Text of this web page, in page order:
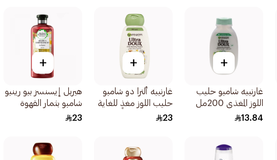
+
غارنييه شامبو حليب
اللوز المغذي 200مل
13.84
+
غارنييه ألترا دو شامبو
حليب اللوز مغذٍ للغاية
400مل
23
+
هيربل إيسنسز بيو رينيو
شامبو بثمار القهوة
400مل
23